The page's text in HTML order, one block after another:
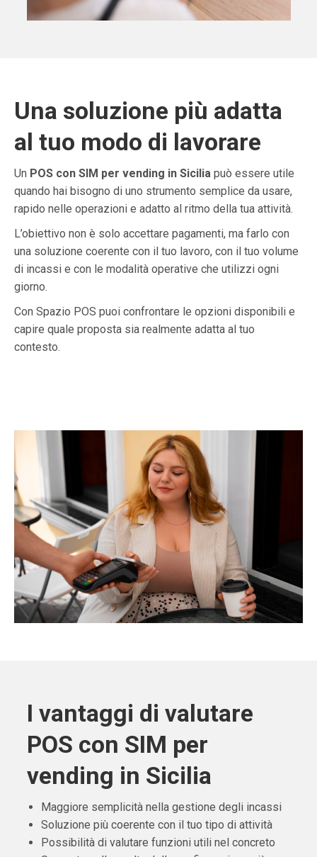
Una soluzione più adatta
al tuo modo di lavorare
Un POS con SIM per vending in Sicilia può essere utile
quando hai bisogno di uno strumento semplice da usare,
rapido nelle operazioni e adatto al ritmo della tua attività.
L’obiettivo non è solo accettare pagamenti, ma farlo con
una soluzione coerente con il tuo lavoro, con il tuo volume
di incassi e con le modalità operative che utilizzi ogni
giorno.
Con Spazio POS puoi confrontare le opzioni disponibili e
capire quale proposta sia realmente adatta al tuo
contesto.
I vantaggi di valutare
POS con SIM per
vending in Sicilia
Maggiore semplicità nella gestione degli incassi
Soluzione più coerente con il tuo tipo di attività
Possibilità di valutare funzioni utili nel concreto